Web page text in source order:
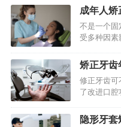
甚至于弄出
多数患者
成年人矫
价格差多
不是一个固
受多种因素
能让最终价
构成部分
矫正牙齿
处全解析
修正牙齿可
了改进口腔
度，切实预
隐形牙